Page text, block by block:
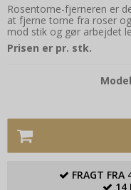
Rosentorne-fjerneren er
at fjerne torne fra roser
mod stik og gør arbejdet
Prisen er pr. stk.
FRAGT FRA
14